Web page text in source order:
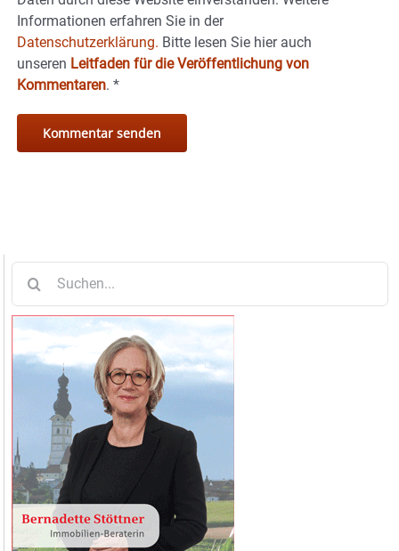
Informationen erfahren Sie in der
Datenschutzerklärung. Bitte lesen Sie hier auch
unseren Leitfaden für die Veröffentlichung von
Kommentaren. *
nach: